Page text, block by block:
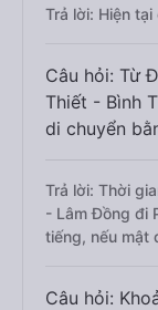
Trả lời: Hiện
Câu hỏi: Từ
Thiết - Bình
di chuyển
Trả lời: Thời
- Lâm Đồng đi
tiếng, nếu mật
Câu hỏi: